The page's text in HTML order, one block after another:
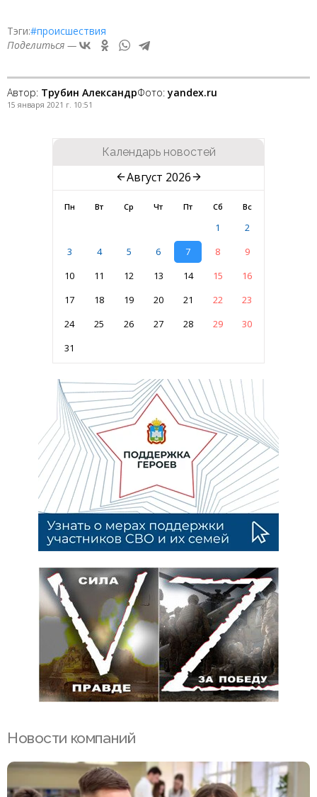
Тэги:#происшествия
Поделиться —
Автор: Трубин АлександрФото: yandex.ru
15 января 2021 г. 10:51
Календарь новостей
Август 2026
Пн Вт Ср Чт Пт Сб Вс
1
2
3
4 5 6 7 8
9
10
11 12 13 14 15
16
17
18 19 20 21 22
23
24
25 26 27 28 29
30
31
Новости компаний